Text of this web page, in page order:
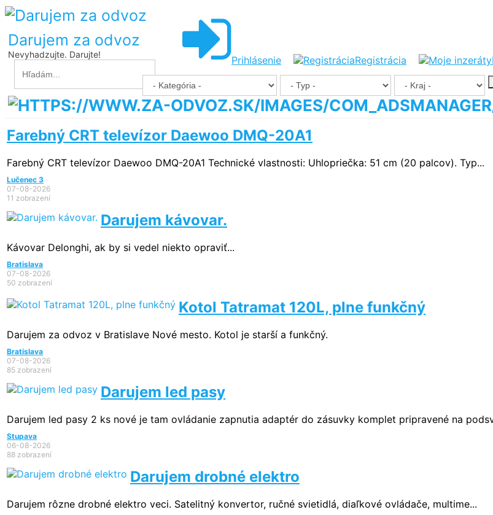
Prihlásenie Registrácia
Darujem za odvoz
Nevyhadzujte. Darujte!
Farebný CRT televízor Daewoo DMQ-20A1
Farebný CRT televízor Daewoo DMQ-20A1 Technické vlastnosti: Uhlopriečka: 51 cm (20 palcov). Typ...
Lučenec 3
07-08-2026
11 zobrazení
Darujem kávovar.
Kávovar Delonghi, ak by si vedel niekto opraviť...
Bratislava
07-08-2026
50 zobrazení
Kotol Tatramat 120L, plne funkčný
Darujem za odvoz v Bratislave Nové mesto. Kotol je starší a funkčný.
Bratislava
07-08-2026
85 zobrazení
Darujem led pasy
Darujem led pasy 2 ks nové je tam ovládanie zapnutia adaptér do zásuvky komplet pripravené na
Stupava
06-08-2026
88 zobrazení
Darujem drobné elektro
Darujem rôzne drobné elektro veci. Satelitný konvertor, ručné svietidlá, diaľkové ovládače, multime...